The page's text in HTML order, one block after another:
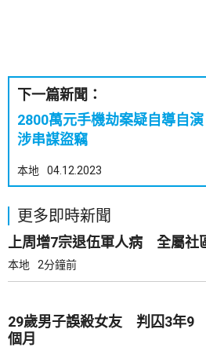
下一篇新聞：
2800萬元手機劫案疑自導自
涉串謀盜竊
本地 04.12.2023
更多即時新聞
上周增7宗退伍軍人病 全屬社
本地 2分鐘前
29歲男子誤殺女友 判囚3年9
個月